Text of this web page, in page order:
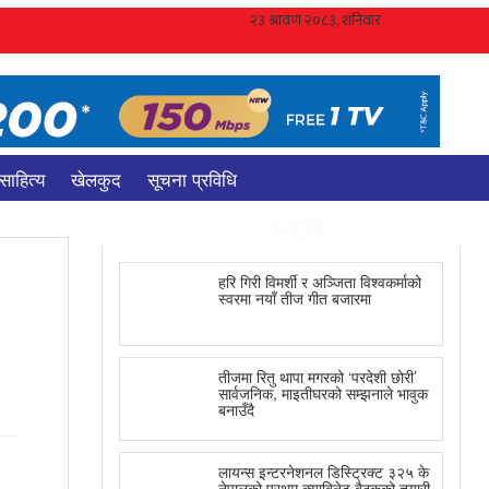
साहित्य खेलकुद सूचना प्रविधि
हरि गिरी विमर्शी र अञ्जिता विश्वकर्माको
स्वरमा नयाँ तीज गीत बजारमा
तीजमा रितु थापा मगरको ‘परदेशी छोरी’
सार्वजनिक, माइतीघरको सम्झनाले भावुक
बनाउँदै
लायन्स इन्टरनेशनल डिस्ट्रिक्ट ३२५ के